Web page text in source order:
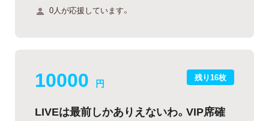
0人が応援しています。
残り16枚
10000 円
LIVEは最前しかありえないわ。VIP席確